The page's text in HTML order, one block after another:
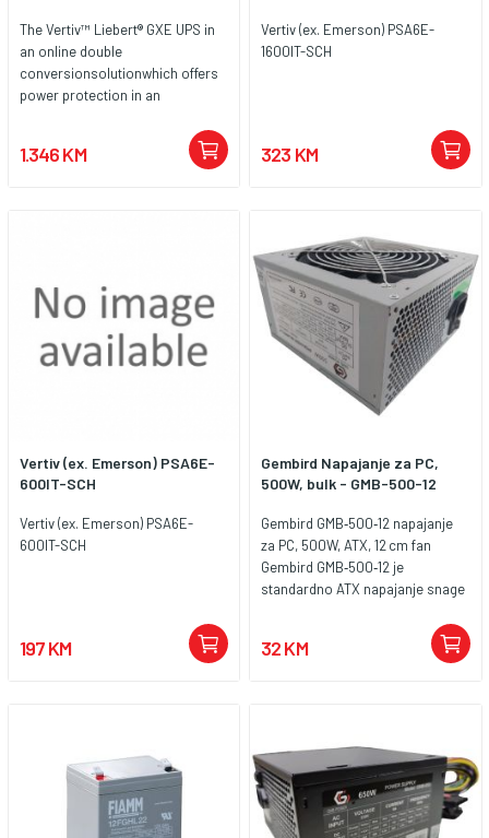
The Vertiv™ Liebert® GXE UPS in
an online double
conversionsolutionwhich offers
power protection in an
withdeployment and operation
flexibility.
1.346 KM
Vertiv (ex. Emerson) PSA6E-
1600IT-SCH
323 KM
Vertiv (ex. Emerson) PSA6E-
600IT-SCH
Vertiv (ex. Emerson) PSA6E-
600IT-SCH
197 KM
Gembird Napajanje za PC,
500W, bulk - GMB-500-12
Gembird GMB‑500‑12 napajanje
za PC, 500W, ATX, 12 cm fan
Gembird GMB‑500‑12 je
standardno ATX napajanje snage
računarima osnovne i srednje
klase. Pruža stabilnu i pouzdanu
ventilatorom od 120 mm koji
omogućava aktivno hlađenje
sistema i smanjuje zagrijavanje
tokom rada. Ovo napajanje ima
32 KM